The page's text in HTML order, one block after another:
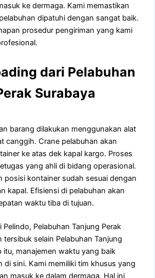
ke dermaga. Kami memastikan
dipatuhi dengan sangat baik.
prosedur pengiriman yang kami
dari Pelabuhan
Surabaya
barang dilakukan menggunakan alat
canggih. Crane pelabuhan akan
ke atas dek kapal kargo. Proses
yang ahli di bidang operasional.
posisi kontainer sudah sesuai dengan
kapal. Efisiensi di pelabuhan akan
waktu tiba di tujuan.
Pelindo, Pelabuhan Tanjung Perak
tersibuk selain Pelabuhan Tanjung
itu, manajemen waktu yang baik
di sini. Kami memiliki tim khusus yang
masuk ke dalam dermaga. Hal ini